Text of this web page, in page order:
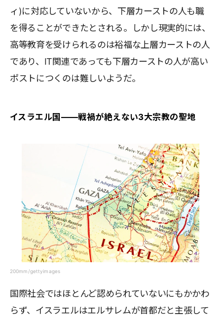
ィ)に対応していないから、下層カーストの人も職
を得ることができたとされる。しかし現実的には、
高等教育を受けられるのは裕福な上層カーストの人
であり、IT関連であっても下層カーストの人が高い
ポストにつくのは難しいようだ。
イスラエル国――戦禍が絶えない3大宗教の聖地
200mm/gettyimages
国際社会ではほとんど認められていないにもかかわ
らず、イスラエルはエルサレムが首都だと主張して